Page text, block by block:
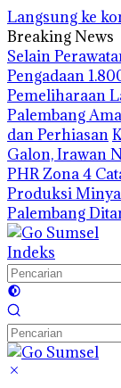
Langsung ke
Breaking News
Selain
Pengadaan
Pemeliharaan
Palembang
dan Perhiasan
Galon, Irawan
PHR Zona 4
Produksi
Palembang
Indeks